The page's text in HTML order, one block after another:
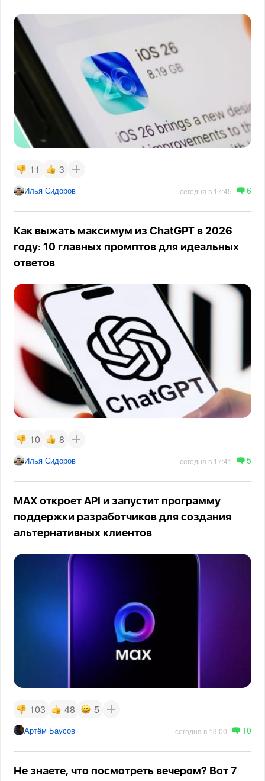
11 3
Илья Сидоров сегодня в 17:45 6
Как выжать максимум из ChatGPT в 2026
году: 10 главных промптов для идеальных
ответов
10 8
Илья Сидоров сегодня в 17:41 5
MAX откроет API и запустит программу
поддержки разработчиков для создания
альтернативных клиентов
103 48 5
Артём Баусов сегодня в 13:00 10
Не знаете, что посмотреть вечером? Вот 7